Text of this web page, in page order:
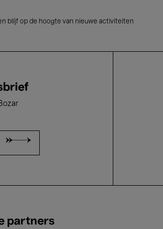
blijf op de hoogte van nieuwe activiteiten
partners